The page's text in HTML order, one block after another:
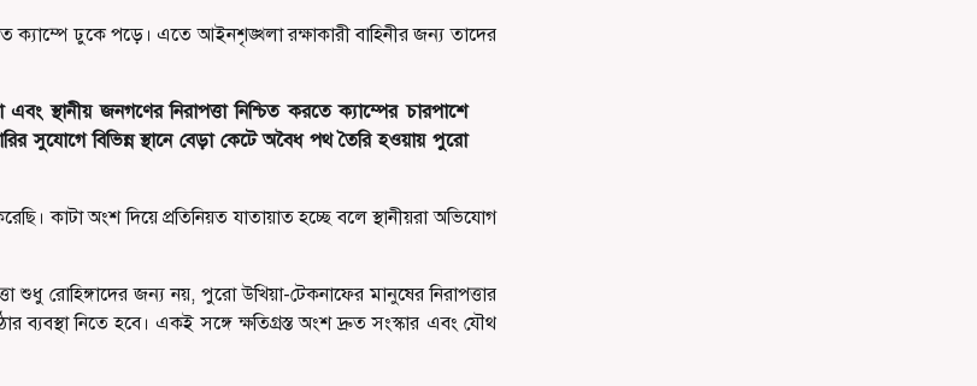
ক্যাম্পে ঢুকে পড়ে। এতে আইনশৃঙ্খলা রক্ষাকারী বাহিনীর জন্য তাদের
স্থানীয় জনগণের নিরাপত্তা নিশ্চিত করতে ক্যাম্পের চারপাশে
সুযোগে বিভিন্ন স্থানে বেড়া কেটে অবৈধ পথ তৈরি হওয়ায় পুরো
কাটা অংশ দিয়ে প্রতিনিয়ত যাতায়াত হচ্ছে বলে স্থানীয়রা অভিযোগ
শুধু রোহিঙ্গাদের জন্য নয়, পুরো উখিয়া-টেকনাফের মানুষের নিরাপত্তার
নিতে হবে। একই সঙ্গে ক্ষতিগ্রস্ত অংশ দ্রুত সংস্কার এবং যৌথ